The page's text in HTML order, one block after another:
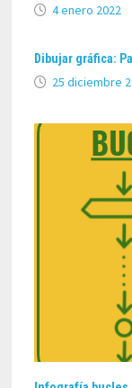
4 enero 2022
Dibujar gráfica:
25 diciembre